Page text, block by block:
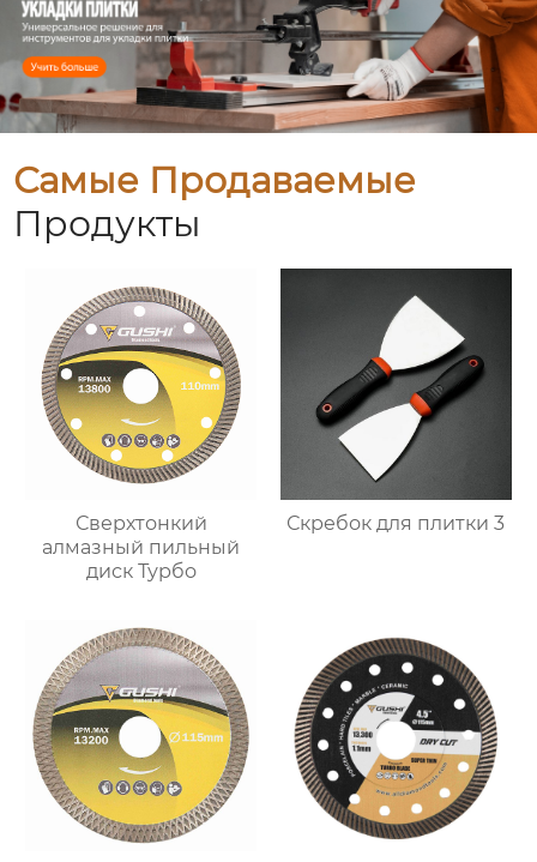
Самые Продаваемые
Продукты
Сверхтонкий
алмазный пильный
диск Турбо
Скребок для плитки 3